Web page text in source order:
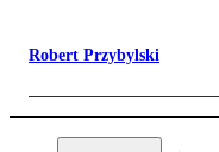
Robert Przybylski